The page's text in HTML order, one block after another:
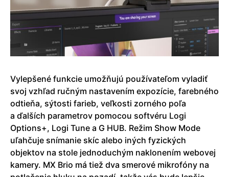
Vylepšené funkcie umožňujú používateľom vyladiť
svoj vzhľad ručným nastavením expozície, farebného
odtieňa, sýtosti farieb, veľkosti zorného poľa
a ďalších parametrov pomocou softvéru Logi
Options+, Logi Tune a G HUB. Režim Show Mode
uľahčuje snímanie skíc alebo iných fyzických
objektov na stole jednoduchým naklonením webovej
kamery. MX Brio má tiež dva smerové mikrofóny na